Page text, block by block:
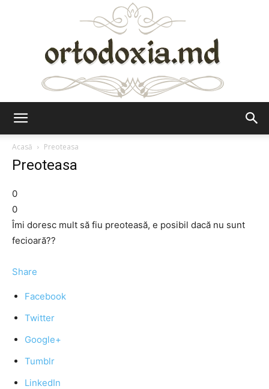
Acasă
Preoteasa
Preoteasa
0
0
Îmi doresc mult să fiu preoteasă, e posibil dacă nu sunt
fecioară??
Share
Facebook
Twitter
Google+
Tumblr
LinkedIn